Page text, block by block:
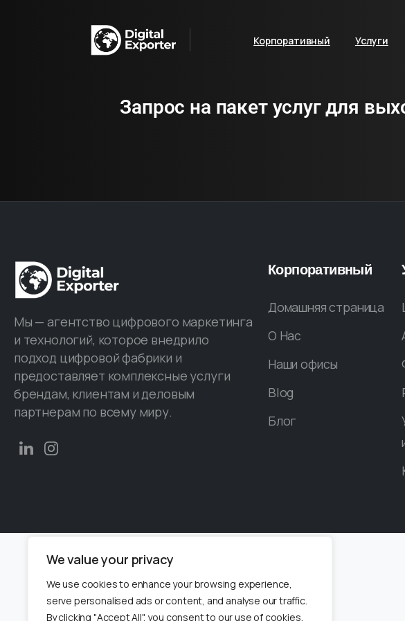
We value your privacy
We use cookies to enhance your browsing experience,
serve personalised ads or content, and analyse our traffic.
By clicking "Accept All", you consent to our use of cookies.
Корпоративный Услуги
Запрос на пакет услуг для
Мы — агентство цифрового маркетинга
и технологий, которое внедрило
подход цифровой фабрики и
предоставляет комплексные услуги
брендам, клиентам и деловым
партнерам по всему миру.
Корпоративный
Домашняя страница
O Hac
Наши офисы
Blog
Блог